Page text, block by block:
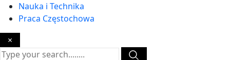
Nauka i Technika
Praca Częstochowa
×